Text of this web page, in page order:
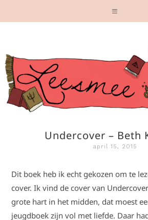
Undercover – Beth
april 15, 2015
Dit boek heb ik echt gekozen om te
cover. Ik vind de cover van
grote hart in het midden, dat moest
jeugdboek zijn vol met liefde. Daar